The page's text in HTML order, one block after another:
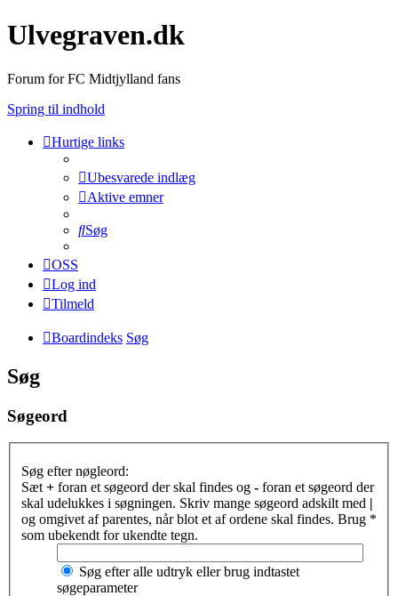
Ulvegraven.dk
Forum for FC Midtjylland fans
Spring til indhold
Hurtige links
Ubesvarede indlæg
Aktive emner
Søg
OSS
Log ind
Tilmeld
Boardindeks Søg
Søg
Søgeord
Søg efter nøgleord:
Sæt + foran et søgeord der skal findes og - foran et søgeord der
skal udelukkes i søgningen. Skriv mange søgeord adskilt med |
og omgivet af parentes, når blot et af ordene skal findes. Brug *
som ubekendt for ukendte tegn.
Søg efter alle udtryk eller brug indtastet
søgeparameter